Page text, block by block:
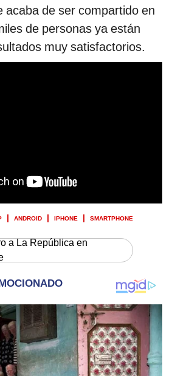
acaba de ser compartido en
de personas ya están
muy satisfactorios.
ANDROID IPHONE SMARTPHONE
a La República en